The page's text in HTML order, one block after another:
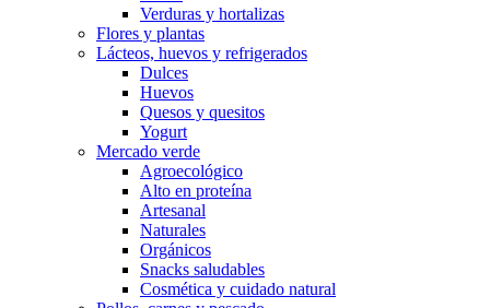
Verduras y hortalizas
Flores y plantas
Lácteos, huevos y refrigerados
Dulces
Huevos
Quesos y quesitos
Yogurt
Mercado verde
Agroecológico
Alto en proteína
Artesanal
Naturales
Orgánicos
Snacks saludables
Cosmética y cuidado natural